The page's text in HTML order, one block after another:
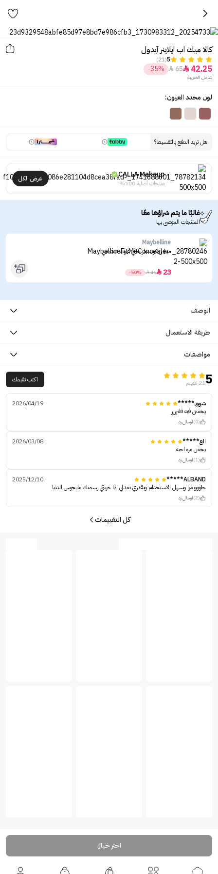
كالا ميك اب ايلاينر آيدول
5
(21)
42.25

65

-35%
شامل الضريبة
لون محدد العيون:
هل تريد الدفع بالتقسيط؟
CALLA Makeup
منتجات أصلية 100%
عرض الكل
غالبًا ما يتم شراؤها معًا
المنتجات الموصى بها
Maybelline
ميبلين كونسيلر خافي عيوب فيت مي
23

46

-50%
الوصف
طريقة الاستعمال
مواصفات
521 تقييم اكتب تقيمك
شوق*****
2026/04/19
يجنننن فيه قلترررر
(0) ارسال رد
الع*****
2026/03/08
يجننن مره احبه
(1) ارسال رد
ALBAND*****
2025/12/10
حلووو مرا وسهل الاستخدام وتقدري تعدلي اذا خربتي رسمتك مايحوس الدنيا
(2) ارسال رد
كل التقييمات
اختر خيارًا